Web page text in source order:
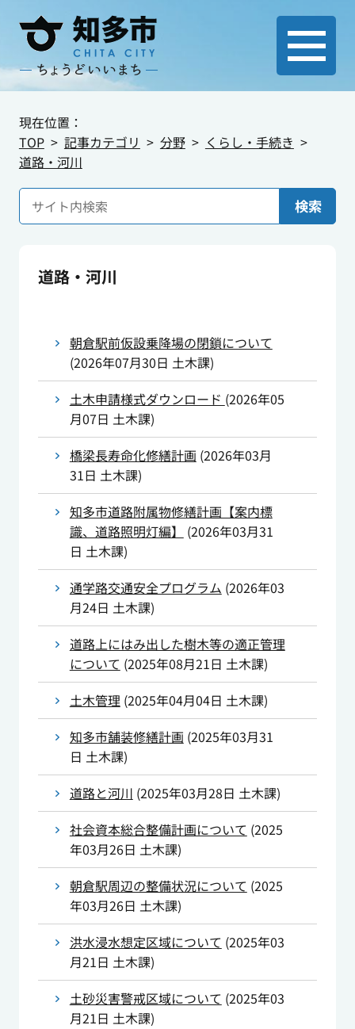
現在位置：
TOP
記事カテゴリ 分野
くらし・手続き
道路・河川
検索
道路・河川
朝倉駅前仮設乗降場の閉鎖について
(2026年07月30日 土木課)
土木申請様式ダウンロード (2026年05
月07日 土木課)
橋梁長寿命化修繕計画 (2026年03月
31日 土木課)
知多市道路附属物修繕計画【案内標
識、道路照明灯編】
(2026年03月31
日 土木課)
通学路交通安全プログラム (2026年03
月24日 土木課)
道路上にはみ出した樹木等の適正管理
について (2025年08月21日 土木課)
土木管理(2025年04月04日 土木課)
知多市舗装修繕計画 (2025年03月31
日 土木課)
道路と河川 (2025年03月28日 土木課)
社会資本総合整備計画について (2025
年03月26日 土木課)
朝倉駅周辺の整備状況について (2025
年03月26日 土木課)
洪水浸水想定区域について (2025年03
月21日 土木課)
土砂災害警戒区域について (2025年03
月21日 土木課)